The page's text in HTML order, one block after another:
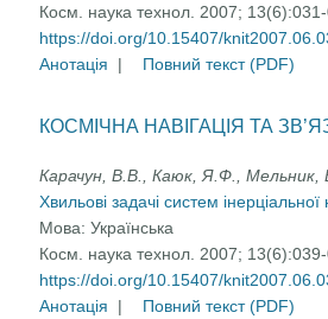
Косм. наука технол. 2007;
https://doi.org/10.15407/
Анотація
| Повний текст (PDF)
КОСМІЧНА НАВІГАЦІЯ ТА
Карачун, В.В., Каюк, Я.Ф., Мельник,
Хвильові задачі систем інерціальної
Мова:Українська
Косм. наука технол. 2007;
https://doi.org/10.15407/
Анотація
| Повний текст (PDF)